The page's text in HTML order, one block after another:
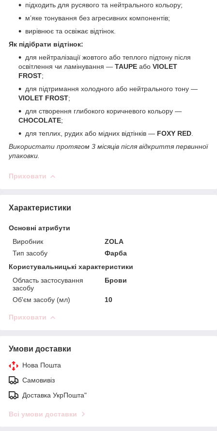
підходить для русявого та нейтрального кольору;
м’яке тонування без агресивних компонентів;
вирівнює та освіжає відтінок.
Як підібрати відтінок:
для нейтралізації жовтого або теплого підтону після
освітлення чи ламінування — TAUPE або VIOLET
FROST;
для підтримання холодного або нейтрального тону —
VIOLET FROST;
для створення глибокого коричневого кольору —
CHOCOLATE;
для теплих, рудих або мідних відтінків — FOXY RED
Використати протягом 3 місяців після відкриття первинної
упаковки.
Приховати
Характеристики
Основні атрибути
Виробник
ZOLA
Тип засобу
Фарба
Користувальницькі характеристики
Область застосування
засобу
Брови
Об'єм засобу (мл) 10
Приховати
Умови доставки
Нова Пошта
Самовивіз
Доставка УкрПошта"
Всі умови доставки